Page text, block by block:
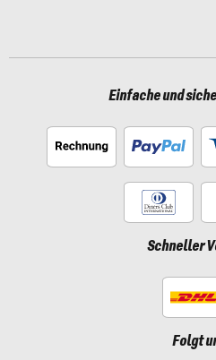
Einfache und
Schneller
Folgt